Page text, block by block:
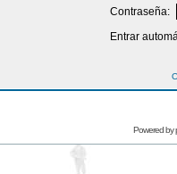
Contraseña:
Entrar
Powered by